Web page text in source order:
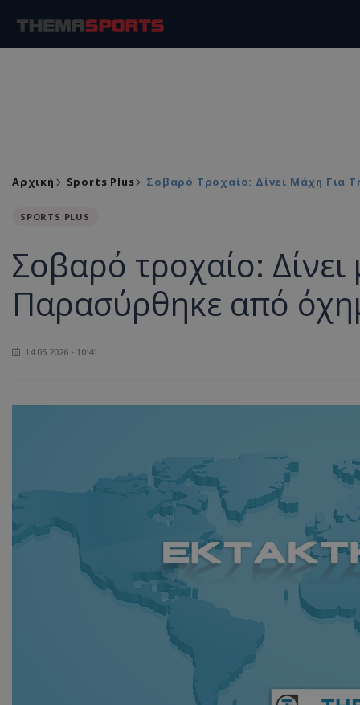
Αρχική Sports Plus Σοβαρό Τροχαίο: Δίνει Μάχη Για
SPORTS PLUS
Σοβαρό τροχαίο:
Παρασύρθηκε από
14.05.2026 - 10:41